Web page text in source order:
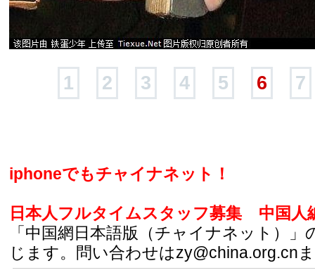
1 2 3 4 5 6 7
iphoneでもチャイナネット！
日本人フルタイムスタッフ募集
中国人
「中国網日本語版（チャイナネット）」
じます。問い合わせはzy@china.org.cn